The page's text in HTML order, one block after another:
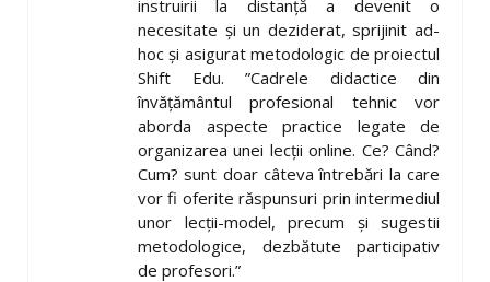
instruirii la distanță a devenit o
necesitate și un deziderat, sprijinit ad-
hoc și asigurat metodologic de proiectul
Shift Edu. ”Cadrele didactice din
învățământul profesional tehnic vor
aborda aspecte practice legate de
organizarea unei lecții online. Ce? Când?
Cum? sunt doar câteva întrebări la care
vor fi oferite răspunsuri prin intermediul
unor lecții-model, precum și sugestii
metodologice, dezbătute participativ
de profesori.”